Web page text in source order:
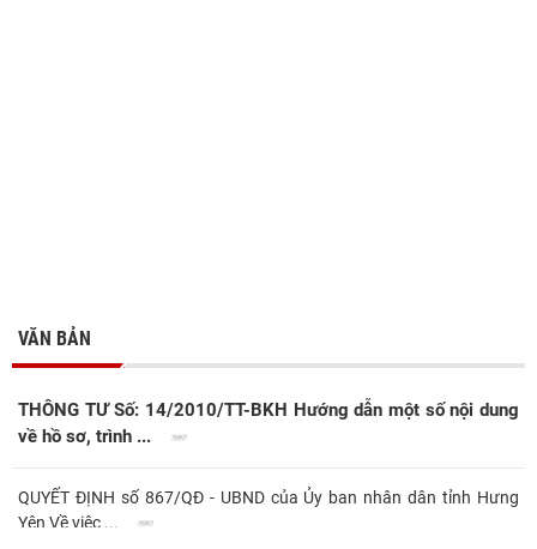
VĂN BẢN
THÔNG TƯ Số: 14/2010/TT-BKH Hướng dẫn một số nội dung
về hồ sơ, trình ...
QUYẾT ĐỊNH số 867/QĐ - UBND của Ủy ban nhân dân tỉnh Hưng
Yên Về việc ...